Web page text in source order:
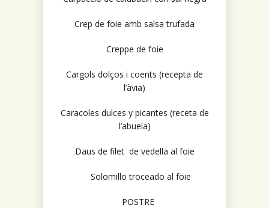
Crep de foie amb salsa trufada
Creppe de foie
Cargols dolços i coents (recepta de
l’àvia)
Caracoles dulces y picantes (receta de
l’abuela)
Daus de filet de vedella al foie
Solomillo troceado al foie
POSTRE